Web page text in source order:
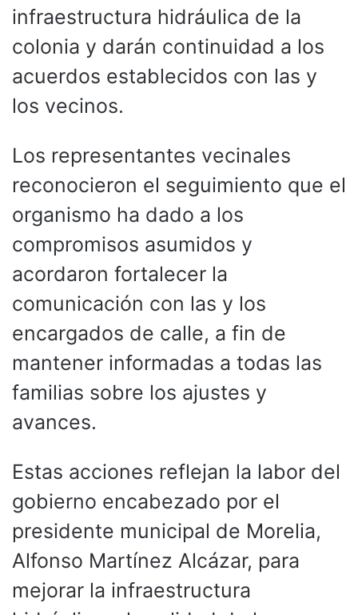
infraestructura hidráulica de la
colonia y darán continuidad a los
acuerdos establecidos con las y
los vecinos.
Los representantes vecinales
reconocieron el seguimiento que el
organismo ha dado a los
compromisos asumidos y
acordaron fortalecer la
comunicación con las y los
encargados de calle, a fin de
mantener informadas a todas las
familias sobre los ajustes y
avances.
Estas acciones reflejan la labor del
gobierno encabezado por el
presidente municipal de Morelia,
Alfonso Martínez Alcázar, para
mejorar la infraestructura